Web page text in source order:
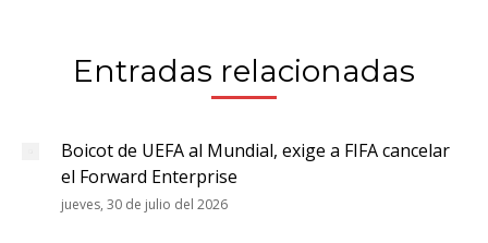
Entradas relacionadas
Boicot de UEFA al Mundial, exige a FIFA cancelar
el Forward Enterprise
jueves, 30 de julio del 2026